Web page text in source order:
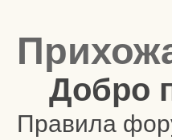
Добро
Правила